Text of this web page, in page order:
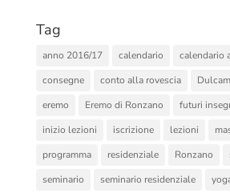
Tag
anno 2016/17 calendario
calendario
consegne
conto alla rovescia
eremo
Eremo di Ronzano futuri
inizio lezioni
iscrizione lezioni
programma
residenziale Ronzano
seminario
seminario residenziale